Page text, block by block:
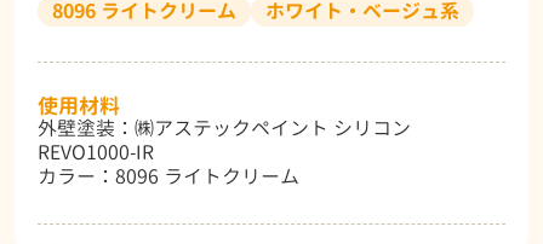
8096 ライトクリーム ホワイト・ベージュ系
使用材料
外壁塗装：㈱アステックペイント シリコン
REVO1000-IR
カラー：8096 ライトクリーム